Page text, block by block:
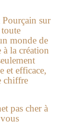
Pourçain sur
monde de
la création
et efficace,
chiffre
pas cher à